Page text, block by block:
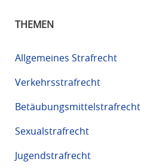
THEMEN
Allgemeines Strafrecht
Verkehrsstrafrecht
Betäubungsmittelstrafrecht
Sexualstrafrecht
Jugendstrafrecht